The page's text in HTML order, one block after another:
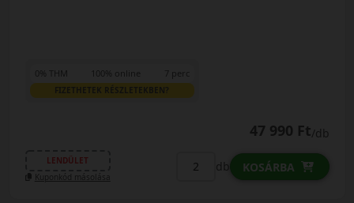
0% THM 100% online 7 perc
FIZETHETEK RÉSZLETEKBEN?
47 990 Ft/db
LENDÜLET
Kuponkód másolása
db KOSÁRBA